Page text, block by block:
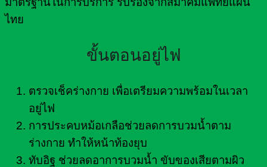
ไทย
ขั้นตอนอยู่ไฟ
ตรวจเช็คร่างกาย เพื่อเตรียมความพร้อมในเวลา
อยู่ไฟ
การประคบหม้อเกลือช่วยลดการบวมน้ำตาม
ร่างกาย ทำให้หน้าท้องยุบ
ทับอิฐ ช่วยลดอาการบวมน้ำ ขับของเสียตามผิว